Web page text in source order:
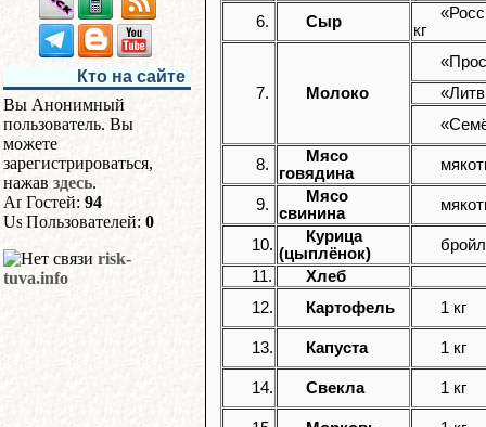
Кто на сайте
Вы Анонимный
пользователь. Вы
можете
зарегистрироваться,
нажав здесь.
Гостей: 94
Пользователей: 0
risk-
tuva.info
6.
Сыр
кг
7. Молоко
8.
Мясо
говядина
9.
Мясо
свинина
10.
Курица
(цыплёнок)
11.
Хлеб
12.
Картофель 1 кг
13. Капуста 1 кг
14. Свекла 1 кг